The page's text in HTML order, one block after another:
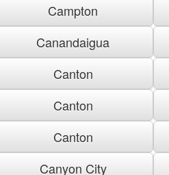
Campton
Canandaigua
Canton
Canton
Canton
Canyon City